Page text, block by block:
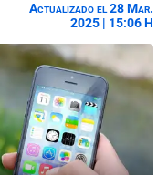
Actualizado el 28 Mar.
2025 | 15:06 H